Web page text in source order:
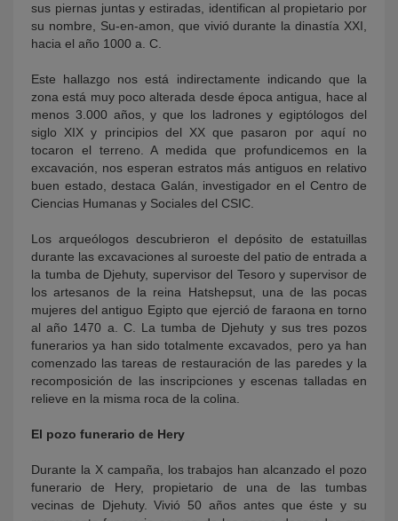
sus piernas juntas y estiradas, identifican al propietario por
su nombre, Su-en-amon, que vivió durante la dinastía XXI,
hacia el año 1000 a. C.
Este hallazgo nos está indirectamente indicando que la
zona está muy poco alterada desde época antigua, hace al
menos 3.000 años, y que los ladrones y egiptólogos del
siglo XIX y principios del XX que pasaron por aquí no
tocaron el terreno. A medida que profundicemos en la
excavación, nos esperan estratos más antiguos en relativo
buen estado, destaca Galán, investigador en el Centro de
Ciencias Humanas y Sociales del CSIC.
Los arqueólogos descubrieron el depósito de estatuillas
durante las excavaciones al suroeste del patio de entrada a
la tumba de Djehuty, supervisor del Tesoro y supervisor de
los artesanos de la reina Hatshepsut, una de las pocas
mujeres del antiguo Egipto que ejerció de faraona en torno
al año 1470 a. C. La tumba de Djehuty y sus tres pozos
funerarios ya han sido totalmente excavados, pero ya han
comenzado las tareas de restauración de las paredes y la
recomposición de las inscripciones y escenas talladas en
relieve en la misma roca de la colina.
El pozo funerario de Hery
Durante la X campaña, los trabajos han alcanzado el pozo
funerario de Hery, propietario de una de las tumbas
vecinas de Djehuty. Vivió 50 años antes que éste y su